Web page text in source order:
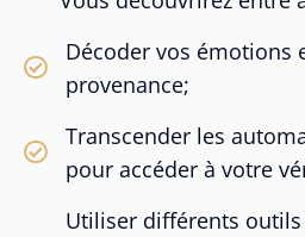
Décoder vos émotions
provenance;
Transcender les
pour accéder à votre
Utiliser différents